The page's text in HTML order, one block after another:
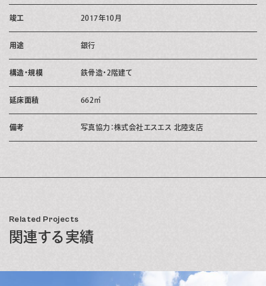
竣工 2017年10月
用途 銀行
構造・規模 鉄骨造・2階建て
延床面積 662㎡
備考 写真協力：株式会社エスエス 北陸支店
Related Projects
関連する実績